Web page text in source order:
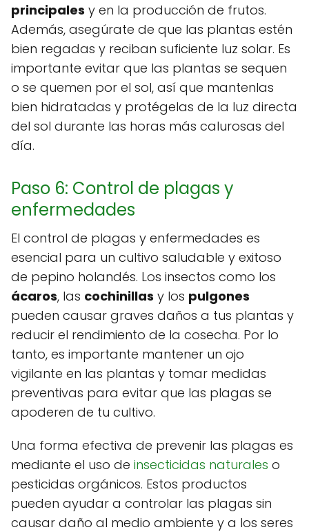
principales y en la producción de frutos.
Además, asegúrate de que las plantas estén
bien regadas y reciban suficiente luz solar. Es
importante evitar que las plantas se sequen
o se quemen por el sol, así que mantenlas
bien hidratadas y protégelas de la luz directa
del sol durante las horas más calurosas del
día.
Paso 6: Control de plagas y
enfermedades
El control de plagas y enfermedades es
esencial para un cultivo saludable y exitoso
de pepino holandés. Los insectos como los
ácaros, las cochinillas y los pulgones
pueden causar graves daños a tus plantas y
reducir el rendimiento de la cosecha. Por lo
tanto, es importante mantener un ojo
vigilante en las plantas y tomar medidas
preventivas para evitar que las plagas se
apoderen de tu cultivo.
Una forma efectiva de prevenir las plagas es
mediante el uso de insecticidas naturales o
pesticidas orgánicos. Estos productos
pueden ayudar a controlar las plagas sin
causar daño al medio ambiente y a los seres